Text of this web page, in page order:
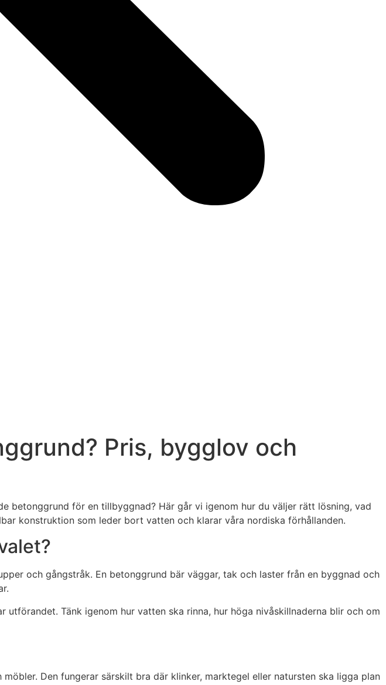
Pris, bygglov och
betonggrund för en tillbyggnad? Här går vi igenom hur du väljer rätt lösning, vad
konstruktion som leder bort vatten och klarar våra nordiska förhållanden.
och gångstråk. En betonggrund bär väggar, tak och laster från en byggnad och
Tänk igenom hur vatten ska rinna, hur höga nivåskillnaderna blir och om
Den fungerar särskilt bra där klinker, marktegel eller natursten ska ligga plan